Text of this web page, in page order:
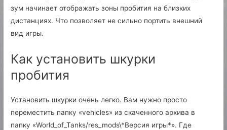
зум начинает отображать зоны пробития на близких
дистанциях. Что позволяет не сильно портить внешний
вид игры.
Как установить шкурки
пробития
Установить шкурки очень легко. Вам нужно просто
переместить папку «vehicles» из скаченного архива в
папку «World_of_Tanks/res_mods\*Версия игры*». Где